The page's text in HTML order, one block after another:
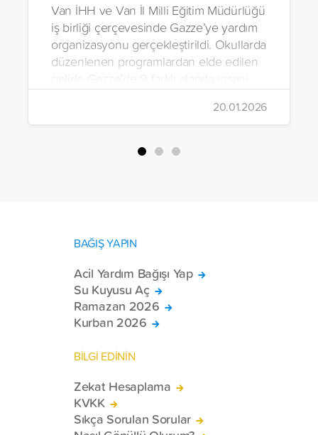
Van İHH ve Van İl Milli Eğitim Müdürlüğü
iş birliği çerçevesinde Gazze’ye yardım
organizasyonu gerçekleştirildi. Okullarda
düzenlenen programlardan elde edilen
gelirle Gazze’de 9 farklı alanda insani
yardım çalışmalarında bulunuldu.
20.01.2026
BAĞIŞ YAPIN
Acil Yardım Bağışı Yap
Su Kuyusu Aç
Ramazan 2026
Kurban 2026
BİLGİ EDİNİN
Zekat Hesaplama
KVKK
Sıkça Sorulan Sorular